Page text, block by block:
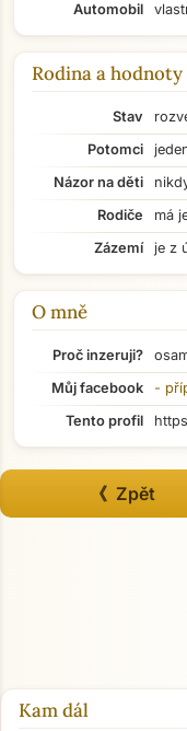
Automobil
Rodina a hodnoty
Stav
Potomci
Názor na děti
Rodiče
má
Zázemí
je z
O mně
Proč inzeruji?
Můj facebook
-
Tento profil
《 Zpět
Kam dál